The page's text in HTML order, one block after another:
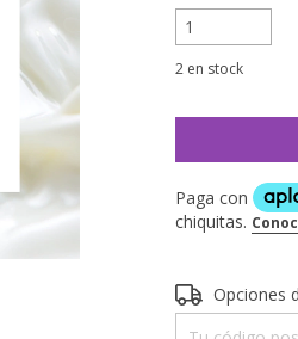
2 en stock
Entregas para
Opciones